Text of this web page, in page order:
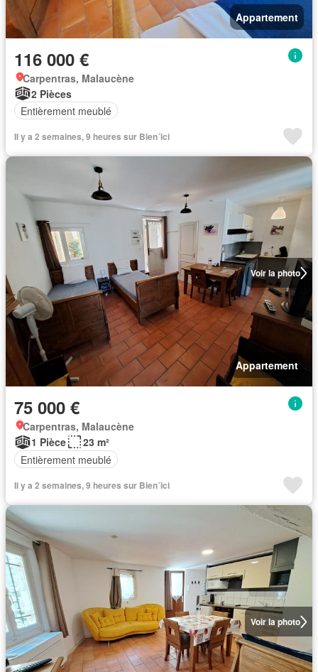
Appartement
116 000 €
Carpentras, Malaucène
2 Pièces
Entièrement meublé
Il y a 2 semaines, 9 heures sur Bien´ici
Voir la photo
Appartement
75 000 €
Carpentras, Malaucène
1 Pièce
23 m²
Entièrement meublé
Il y a 2 semaines, 9 heures sur Bien´ici
Voir la photo